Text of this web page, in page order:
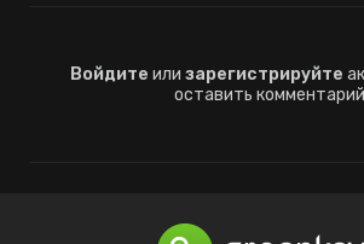
Войдите или зарегистрируйте
оставить